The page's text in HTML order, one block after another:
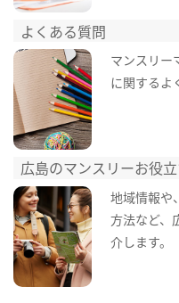
よくある質問
マンスリー
に関するよ
広島のマンスリーお役
地域情報や
方法など、
介します。